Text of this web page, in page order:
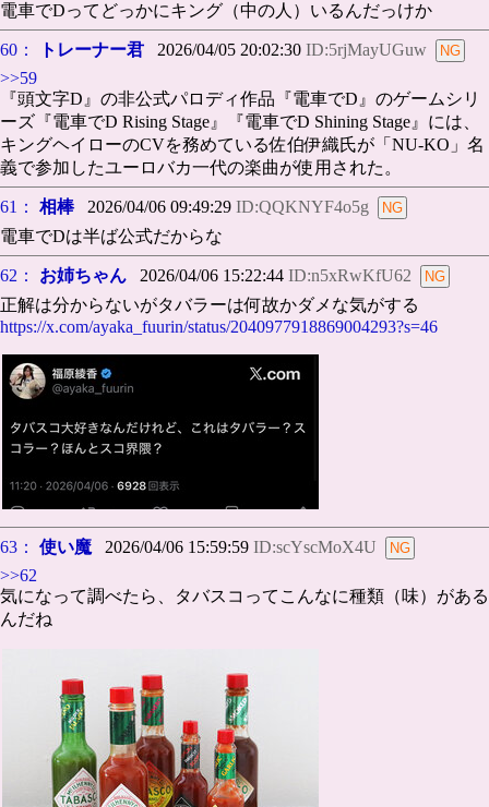
電車でDってどっかにキング（中の人）いるんだっけか
60： トレーナー君 2026/04/05 20:02:30 ID:5rjMayUGuw
>>59
『頭文字D』の非公式パロディ作品『電車でD』のゲームシリ
ーズ『電車でD Rising Stage』『電車でD Shining Stage』には、
キングヘイローのCVを務めている佐伯伊織氏が「NU-KO」名
義で参加したユーロバカ一代の楽曲が使用された。
61： 相棒2026/04/06 09:49:29 ID:QQKNYF4o5g
電車でDは半ば公式だからな
62： お姉ちゃん 2026/04/06 15:22:44 ID:n5xRwKfU62
正解は分からないがタバラーは何故かダメな気がする
https://x.com/ayaka_fuurin/status/2040977918869004293?s=46
63： 使い魔 2026/04/06 15:59:59 ID:scYscMoX4U
>>62
気になって調べたら、タバスコってこんなに種類（味）がある
んだね